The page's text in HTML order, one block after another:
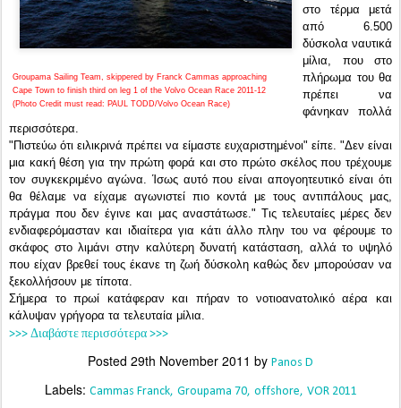
Groupama Sailing Team, skippered by Franck Cammas approaching
Cape Town to finish third on leg 1 of the Volvo Ocean Race 2011-12
(Photo Credit must read: PAUL TODD/Volvo Ocean Race)
στο τέρμα μετά
από 6.500
δύσκολα ναυτικά
μίλια, που στο
πλήρωμα του θα
πρέπει να
φάνηκαν πολλά
περισσότερα.
"Πιστεύω ότι ειλικρινά πρέπει να είμαστε ευχαριστημένοι" είπε. "Δεν είναι
μια κακή θέση για την πρώτη φορά και στο πρώτο σκέλος που τρέχουμε
τον συγκεκριμένο αγώνα. Ίσως αυτό που είναι απογοητευτικό είναι ότι
θα θέλαμε να είχαμε αγωνιστεί πιο κοντά με τους αντιπάλους μας,
πράγμα που δεν έγινε και μας αναστάτωσε." Τις τελευταίες μέρες δεν
ενδιαφερόμασταν και ιδιαίτερα για κάτι άλλο πλην του να φέρουμε το
σκάφος στο λιμάνι στην καλύτερη δυνατή κατάσταση, αλλά το υψηλό
που είχαν βρεθεί τους έκανε τη ζωή δύσκολη καθώς δεν μπορούσαν να
ξεκολλήσουν με τίποτα.
Σήμερα το πρωί κατάφεραν και πήραν το νοτιοανατολικό αέρα και
κάλυψαν γρήγορα τα τελευταία μίλια.
>>> Διαβάστε περισσότερα >>>
Posted 29th November 2011 by Panos D
Labels: Cammas Franck Groupama 70 offshore VOR 2011